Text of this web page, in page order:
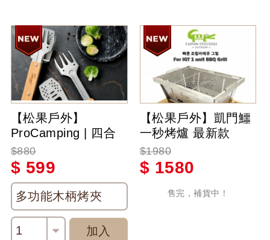
【松果戶外】
ProCamping | 四合
一多功能木柄夾 ( 開
瓶器、煎鏟、叉子、
烤夾 )
$880
$ 599
多功能木柄烤夾
1 加入
【松果戶外】凱門鱷
一秒烤爐 最新款
Gaiman Crocodile
新款0.4秒不鏽鋼收折
焚火台 摺疊烤爐 折
疊烤爐 烤肉
$1980
$ 1580
售完，補貨中！